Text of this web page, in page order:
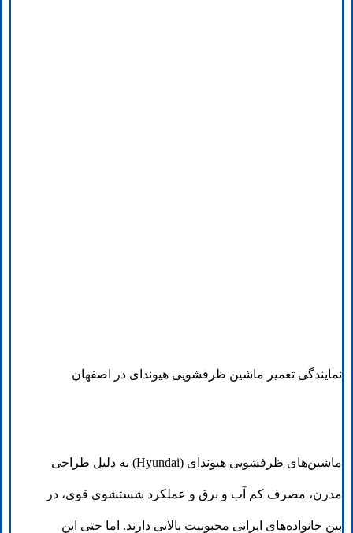
نمایندگی تعمیر ماشین ظرفشویی هیوندای در اصفهان
ماشین‌های ظرفشویی هیوندای (Hyundai) به دلیل طراحی
مدرن، مصرف کم آب و برق و عملکرد شستشوی قوی، در
بین خانواده‌های ایرانی محبوبیت بالایی دارند. اما حتی این